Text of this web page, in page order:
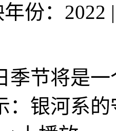
年份：2022 |
节将是一
：银河系